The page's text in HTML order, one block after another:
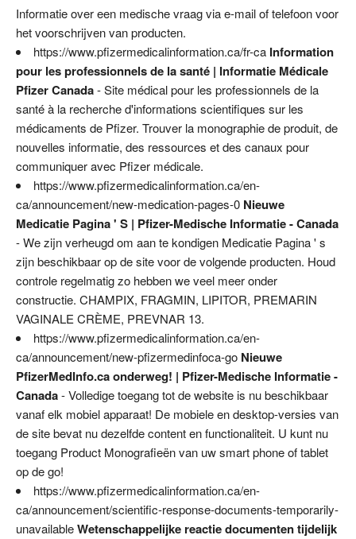
Informatie over een medische vraag via e-mail of telefoon voor
het voorschrijven van producten.
https://www.pfizermedicalinformation.ca/fr-ca Information
pour les professionnels de la santé | Informatie Médicale
Pfizer Canada- Site médical pour les professionnels de la
santé à la recherche d'informations scientifiques sur les
médicaments de Pfizer. Trouver la monographie de produit, de
nouvelles informatie, des ressources et des canaux pour
communiquer avec Pfizer médicale.
https://www.pfizermedicalinformation.ca/en-
ca/announcement/new-medication-pages-0 Nieuwe
Medicatie Pagina ' S | Pfizer-Medische Informatie - Canada
- We zijn verheugd om aan te kondigen Medicatie Pagina ' s
zijn beschikbaar op de site voor de volgende producten. Houd
controle regelmatig zo hebben we veel meer onder
constructie. CHAMPIX, FRAGMIN, LIPITOR, PREMARIN
VAGINALE CRÈME, PREVNAR 13.
https://www.pfizermedicalinformation.ca/en-
ca/announcement/new-pfizermedinfoca-go Nieuwe
PfizerMedInfo.ca onderweg! | Pfizer-Medische Informatie -
Canada- Volledige toegang tot de website is nu beschikbaar
vanaf elk mobiel apparaat! De mobiele en desktop-versies van
de site bevat nu dezelfde content en functionaliteit. U kunt nu
toegang Product Monografieën van uw smart phone of tablet
op de go!
https://www.pfizermedicalinformation.ca/en-
ca/announcement/scientific-response-documents-temporarily-
unavailableWetenschappelijke reactie documenten tijdelijk